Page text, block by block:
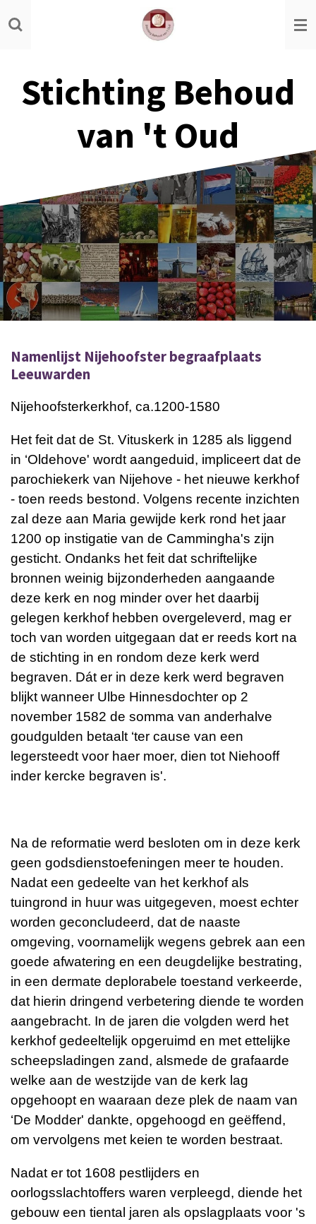
Ga
direct
hoofdinhoud
Stichting Behoud
van 't Oud
Namenlijst Nijehoofster begraafplaats
Leeuwarden
Nijehoofsterkerkhof, ca.1200-1580
Het feit dat de St. Vituskerk in 1285 als liggend
in ‘Oldehove' wordt aangeduid, impliceert dat de
parochiekerk van Nijehove - het nieuwe kerkhof
- toen reeds bestond. Volgens recente inzichten
zal deze aan Maria gewijde kerk rond het jaar
1200 op instigatie van de Cammingha's zijn
gesticht. Ondanks het feit dat schriftelijke
bronnen weinig bijzonderheden aangaande
deze kerk en nog minder over het daarbij
gelegen kerkhof hebben overgeleverd, mag er
toch van worden uitgegaan dat er reeds kort na
de stichting in en rondom deze kerk werd
begraven. Dát er in deze kerk werd begraven
blijkt wanneer Ulbe Hinnesdochter op 2
november 1582 de somma van anderhalve
goudgulden betaalt ‘ter cause van een
legersteedt voor haer moer, dien tot Niehooff
inder kercke begraven is'.
Na de reformatie werd besloten om in deze kerk
geen godsdienstoefeningen meer te houden.
Nadat een gedeelte van het kerkhof als
tuingrond in huur was uitgegeven, moest echter
worden geconcludeerd, dat de naaste
omgeving, voornamelijk wegens gebrek aan een
goede afwatering en een deugdelijke bestrating,
in een dermate deplorabele toestand verkeerde,
dat hierin dringend verbetering diende te worden
aangebracht. In de jaren die volgden werd het
kerkhof gedeeltelijk opgeruimd en met ettelijke
scheepsladingen zand, alsmede de grafaarde
welke aan de westzijde van de kerk lag
opgehoopt en waaraan deze plek de naam van
‘De Modder' dankte, opgehoogd en geëffend,
om vervolgens met keien te worden bestraat.
Nadat er tot 1608 pestlijders en
oorlogsslachtoffers waren verpleegd, diende het
gebouw een tiental jaren als opslagplaats voor 's